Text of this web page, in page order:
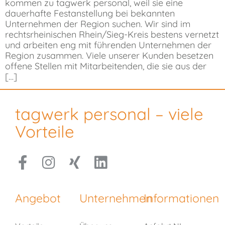
kommen zu tagwerk personal, weil sie eine
dauerhafte Festanstellung bei bekannten
Unternehmen der Region suchen. Wir sind im
rechtsrheinischen Rhein/Sieg-Kreis bestens vernetzt
und arbeiten eng mit führenden Unternehmen der
Region zusammen. Viele unserer Kunden besetzen
offene Stellen mit Mitarbeitenden, die sie aus der
[…]
tagwerk personal – viele
Vorteile
Angebot UnternehmenInformationen